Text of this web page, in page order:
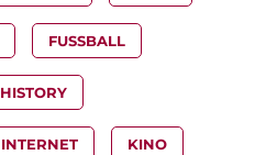
FUSSBALL
HISTORY
INTERNET KINO